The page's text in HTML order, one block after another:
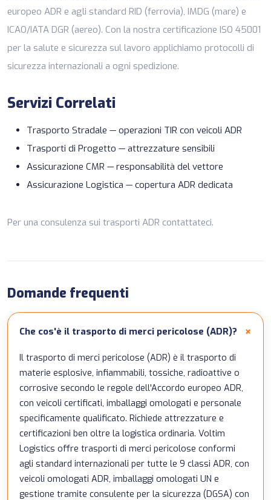
europeo ADR e agli standard RID (ferrovia), IMDG (mare) e
ICAO/IATA DGR (aereo). Con la nostra certificazione ISO 45001
per la salute e sicurezza sul lavoro applichiamo protocolli di
sicurezza internazionali a ogni spedizione.
Servizi Correlati
Trasporto Stradale — operazioni TIR con veicoli ADR
Trasporti di Progetto — attrezzature sensibili
Assicurazione CMR — responsabilità del vettore
Assicurazione Logistica — copertura ADR dedicata
Per una consulenza sui trasporti ADR contattateci.
Domande frequenti
Che cos'è il trasporto di merci pericolose (ADR)?
Il trasporto di merci pericolose (ADR) è il trasporto di
materie esplosive, infiammabili, tossiche, radioattive o
corrosive secondo le regole dell'Accordo europeo ADR,
con veicoli certificati, imballaggi omologati e personale
specificamente qualificato. Richiede attrezzature e
certificazioni ben oltre la logistica ordinaria. Voltim
Logistics offre trasporti di merci pericolose conformi
agli standard internazionali per tutte le 9 classi ADR, con
veicoli omologati ADR, imballaggi omologati UN e
gestione tramite consulente per la sicurezza (DGSA) con